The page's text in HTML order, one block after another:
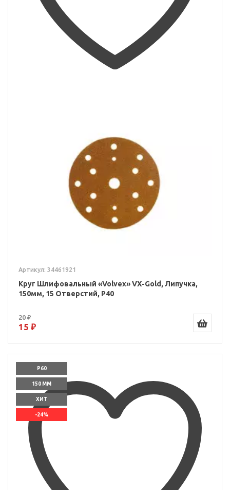
Артикул: 34461921
Круг Шлифовальный «Volvex» VX-Gold, Липучка,
150мм, 15 Отверстий, P40
20 ₽
15 ₽
P60
150 ММ
ХИТ
-24%